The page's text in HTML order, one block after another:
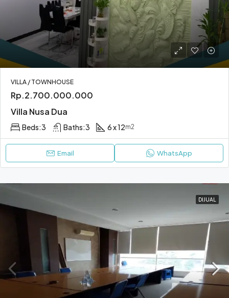
VILLA / TOWNHOUSE
Rp.2.700.000.000
Villa Nusa Dua
Beds:3 Baths:3 6 x 12m2
Email WhatsApp
DIJUAL